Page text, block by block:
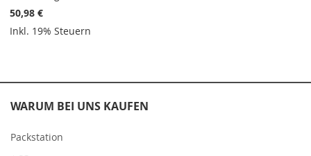
50,98 €
Inkl. 19% Steuern
WARUM BEI UNS KAUFEN
Packstation